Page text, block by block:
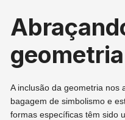
A inclusão da geometria nos
bagagem de simbolismo e
formas específicas têm sido